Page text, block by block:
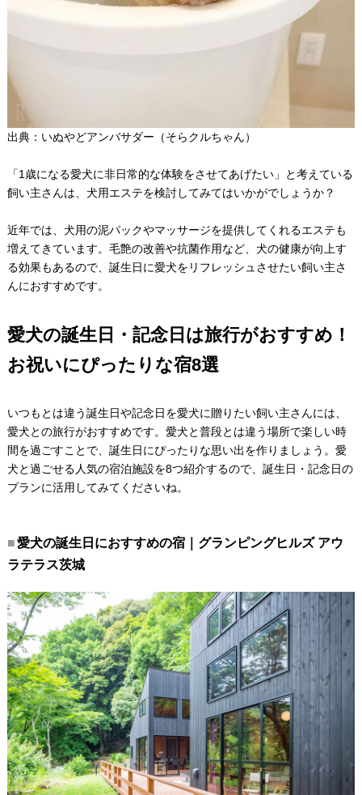
出典：いぬやどアンバサダー（そらクルちゃん）
「1歳になる愛犬に非日常的な体験をさせてあげたい」と考えている
飼い主さんは、犬用エステを検討してみてはいかがでしょうか？
近年では、犬用の泥パックやマッサージを提供してくれるエステも
増えてきています。毛艶の改善や抗菌作用など、犬の健康が向上す
る効果もあるので、誕生日に愛犬をリフレッシュさせたい飼い主さ
んにおすすめです。
愛犬の誕生日・記念日は旅行がおすすめ！
お祝いにぴったりな宿8選
いつもとは違う誕生日や記念日を愛犬に贈りたい飼い主さんには、
愛犬との旅行がおすすめです。愛犬と普段とは違う場所で楽しい時
間を過ごすことで、誕生日にぴったりな思い出を作りましょう。愛
犬と過ごせる人気の宿泊施設を8つ紹介するので、誕生日・記念日の
プランに活用してみてくださいね。
愛犬の誕生日におすすめの宿｜グランピングヒルズ アウ
ラテラス茨城